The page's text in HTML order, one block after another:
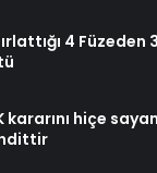
4 Füzeden
kararını hiçe